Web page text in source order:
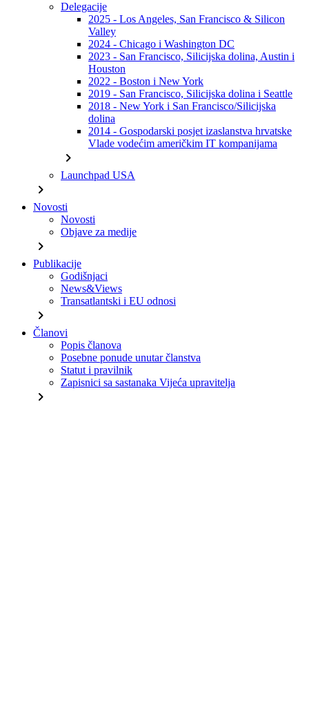
Delegacije
2025 - Los Angeles, San Francisco & Silicon
Valley
2024 - Chicago i Washington DC
2023 - San Francisco, Silicijska dolina, Austin i
Houston
2022 - Boston i New York
2019 - San Francisco, Silicijska dolina i Seattle
2018 - New York i San Francisco/Silicijska
dolina
2014 - Gospodarski posjet izaslanstva hrvatske
Vlade vodećim američkim IT kompanijama
chevron_right
Launchpad USA
chevron_right
Novosti
Novosti
Objave za medije
chevron_right
Publikacije
Godišnjaci
News&Views
Transatlantski i EU odnosi
chevron_right
Članovi
Popis članova
Posebne ponude unutar članstva
Statut i pravilnik
Zapisnici sa sastanaka Vijeća upravitelja
chevron_right